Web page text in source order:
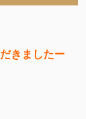
きましたー